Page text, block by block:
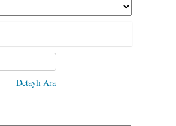
Detaylı Ara